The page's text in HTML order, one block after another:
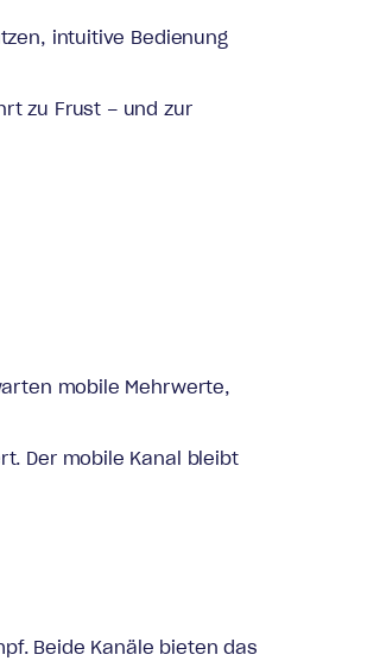
intuitive Bedienung
zu Frust – und zur
mobile Mehrwerte,
Der mobile Kanal bleibt
Beide Kanäle bieten das